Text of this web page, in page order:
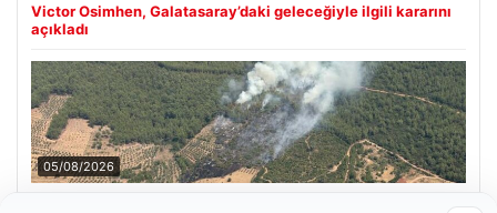
Victor Osimhen, Galatasaray’daki geleceğiyle ilgili kararını
açıkladı
05/08/2026